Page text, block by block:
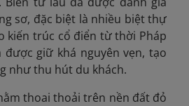
sơ, đặc biệt là nhiều biệt thự
kiến trúc cổ điển từ thời Pháp
được giữ khá nguyên vẹn, tạo
như thu hút du khách.
thoai thoải trên nền đất đỏ